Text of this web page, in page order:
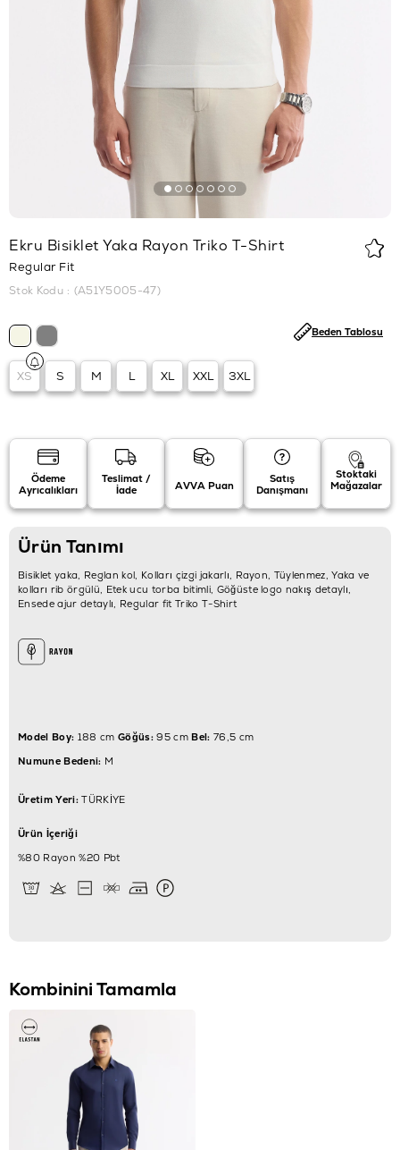
Ekru Bisiklet Yaka Rayon Triko T-Shirt
Regular Fit
Stok Kodu (A51Y5005-47)
XS S M L XL XXL 3XL
Beden Tablosu
Ödeme
Ayrıcalıkları
Teslimat /
İade
AVVA Puan
Satış
Danışmanı
Stoktaki
Mağazalar
Ürün Tanımı
Bisiklet yaka, Reglan kol, Kolları çizgi jakarlı, Rayon, Tüylenmez, Yaka ve
kolları rib örgülü, Etek ucu torba bitimli, Göğüste logo nakış detaylı,
Ensede ajur detaylı, Regular fit Triko T-Shirt
Model Boy: 188 cm Göğüs:95 cmBel: 76,5 cm
Numune Bedeni: M
Üretim Yeri:TÜRKİYE
Ürün İçeriği
%80 Rayon %20 Pbt
Kombinini Tamamla